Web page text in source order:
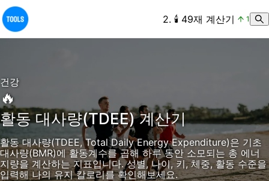
2. 🕯️ 49재 계산기 1
건강
🔥
활동 대사량(TDEE) 계산기
활동 대사량(TDEE, Total Daily Energy Expenditure)은 기초
대사량(BMR)에 활동계수를 곱해 하루 동안 소모되는 총 에너
지량을 계산하는 지표입니다. 성별, 나이, 키, 체중, 활동 수준을
입력해 나의 유지 칼로리를 확인해보세요.